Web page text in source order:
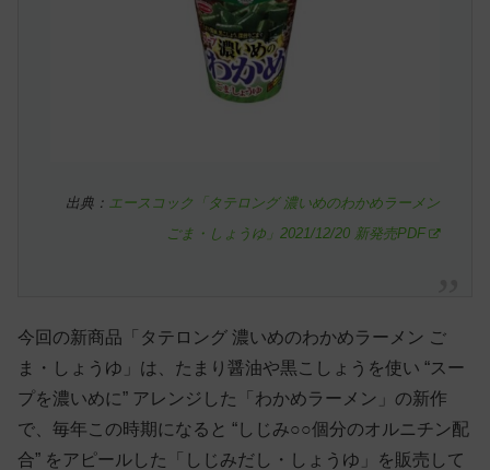
出典： エースコック「タテロング 濃いめのわかめラーメン
ごま・しょうゆ」2021/12/20 新発売PDF
今回の新商品「タテロング 濃いめのわかめラーメン ご
ま・しょうゆ」は、たまり醤油や黒こしょうを使い “スー
プを濃いめに” アレンジした「わかめラーメン」の新作
で、毎年この時期になると “しじみ○○個分のオルニチン配
合” をアピールした「しじみだし・しょうゆ」を販売して